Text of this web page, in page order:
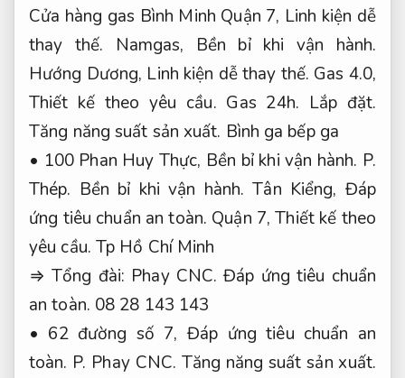
Cửa hàng gas Bình Minh Quận 7, Linh kiện dễ
thay thế. Namgas, Bền bỉ khi vận hành.
Hướng Dương, Linh kiện dễ thay thế. Gas 4.0,
Thiết kế theo yêu cầu. Gas 24h. Lắp đặt.
Tăng năng suất sản xuất. Bình ga bếp ga
• 100 Phan Huy Thực, Bền bỉ khi vận hành. P.
Thép. Bền bỉ khi vận hành. Tân Kiểng, Đáp
ứng tiêu chuẩn an toàn. Quận 7,Thiết kế theo
yêu cầu. Tp Hồ Chí Minh
⇒ Tổng đài: Phay CNC. Đáp ứng tiêu chuẩn
an toàn. 08 28 143 143
• 62 đường số 7, Đáp ứng tiêu chuẩn an
toàn. P. Phay CNC. Tăng năng suất sản xuất.